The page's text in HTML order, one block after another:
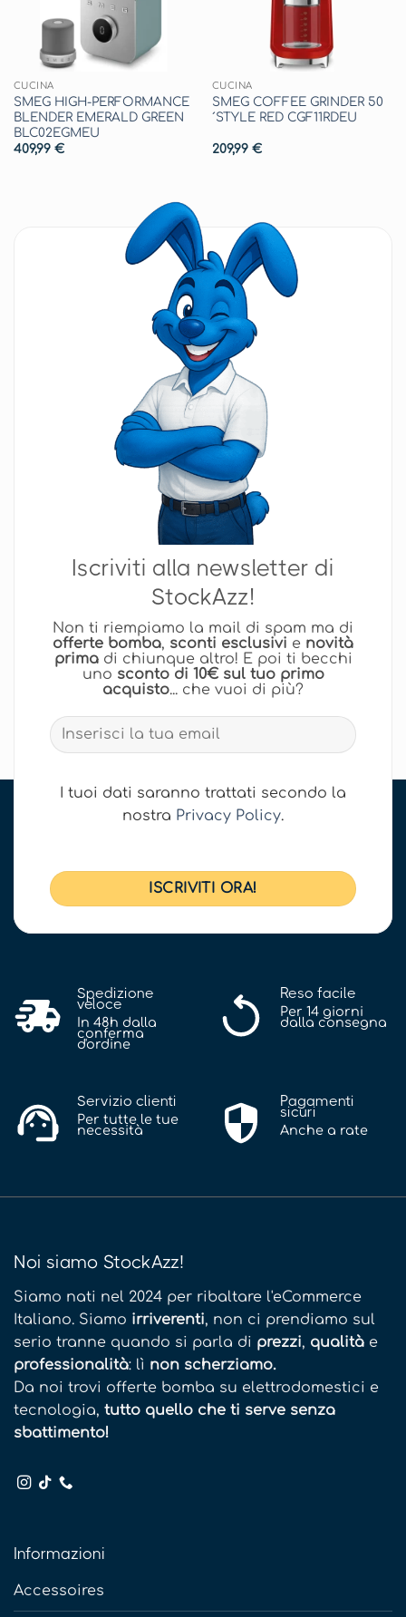
CUCINA
SMEG HIGH-PERFORMANCE
BLENDER EMERALD GREEN
BLC02EGMEU
409,99 €
CUCINA
SMEG COFFEE GRINDER 50
´STYLE RED CGF11RDEU
209,99 €
Iscriviti alla newsletter di
StockAzz!
Non ti riempiamo la mail di spam ma di
offerte bomba, sconti esclusivi e novità
primadi chiunque altro! E poi ti becchi
uno sconto di 10€ sul tuo primo
acquisto... che vuoi di più?
I tuoi dati saranno trattati secondo la
nostra Privacy Policy.
Spedizione
veloce
In 48h dalla
conferma
d'ordine
Reso facile
Per 14 giorni
dalla consegna
Servizio clienti
Per tutte le tue
necessità
Pagamenti
sicuri
Anche a rate
Noi siamo StockAzz!
Siamo nati nel 2024 per ribaltare l'eCommerce
Italiano. Siamo irriverenti, non ci prendiamo sul
serio tranne quando si parla di prezzi, qualità e
professionalità: lì non scherziamo.
Da noi trovi offerte bomba su elettrodomestici e
tecnologia, tutto quello che ti serve senza
sbattimento!
Informazioni
Accessoires